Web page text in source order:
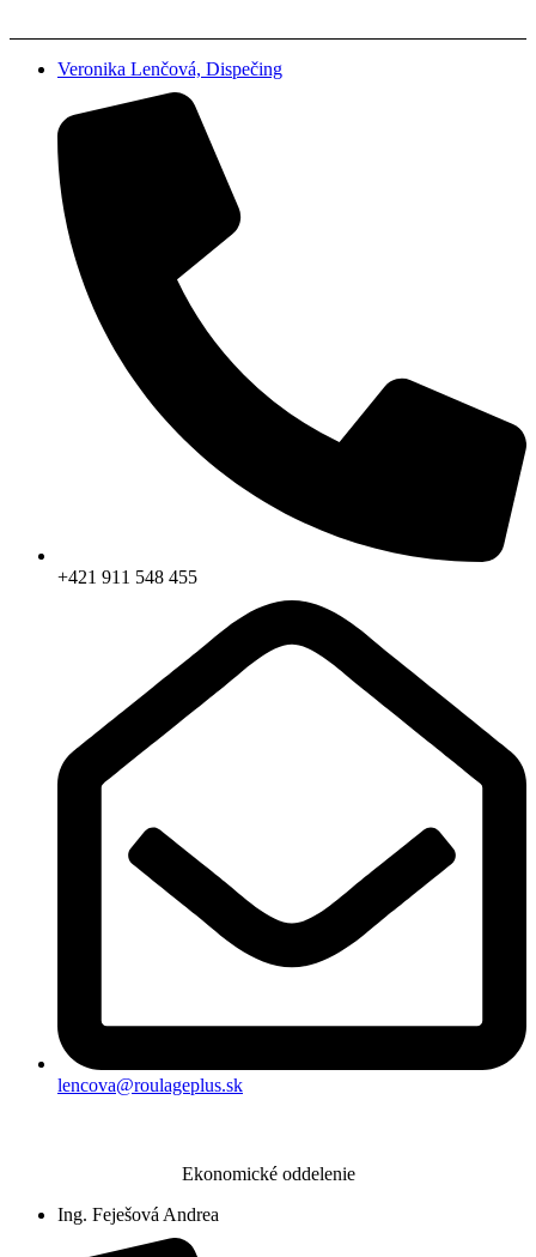
Veronika Lenčová, Dispečing
+421 911 548 455
lencova@roulageplus.sk
Ekonomické oddelenie
Ing. Feješová Andrea